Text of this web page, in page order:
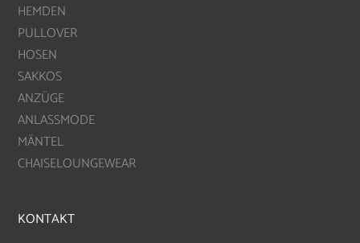
HEMDEN
PULLOVER
HOSEN
SAKKOS
ANZÜGE
ANLASSMODE
MÄNTEL
CHAISELOUNGEWEAR
KONTAKT